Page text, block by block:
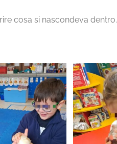
cosa si nascondeva dentro.